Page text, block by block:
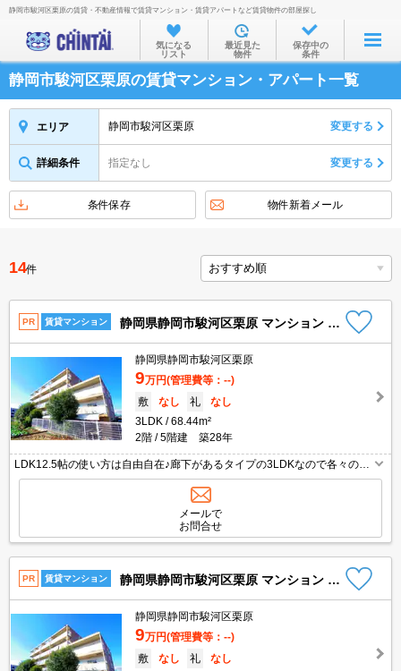
お部屋を探す
沿線・駅から
住所から
家賃相場から
物件特集から
不動産会社から
TOP
静岡市駿河区栗原の賃貸・不動産情報で賃貸マンション・賃貸アパートなど賃貸物件の部屋探し
気になる
リスト
最近見た
物件
保存中の
条件
静岡市駿河区栗原の賃貸マンション・アパート一覧
エリア 静岡市駿河区栗原 変更する
詳細条件 指定なし 変更する
条件保存 物件新着メール
14件
PR 賃貸マンション 静岡県静岡市駿河区栗原 マンション 2階
静岡県静岡市駿河区栗原
9万円(管理費等：--)
敷
なし 礼
なし
3LDK
68.44m²
2階
5階建 築28年
LDK12.5帖の使い方は自由自在♪廊下があるタイプの3LDKなので各々のプ
ライベート空間をしっかり作れるのが魅力的ですよね！県総合運動場駅も
徒歩圏内で駐車場も1台込みなので移動手段にも困りません(ﾟ∀ﾟ)都市ガス
で月々の費用も抑えられますよ！閑静な住宅街に立地していますがコンビ
ニもスーパーも近いのがうれしいですよね☆
メールで
お問合せ
PR 賃貸マンション 静岡県静岡市駿河区栗原 マンション 3階
静岡県静岡市駿河区栗原
9万円(管理費等：--)
敷
なし 礼
なし